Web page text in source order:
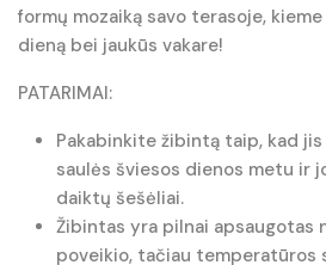
formų mozaiką savo terasoje,
dieną bei jaukūs vakare!
PATARIMAI:
Pakabinkite žibintą taip, kad
saulės šviesos dienos metu ir
daiktų šešėliai.
Žibintas yra pilnai apsaugotas
poveikio, tačiau temperatūros